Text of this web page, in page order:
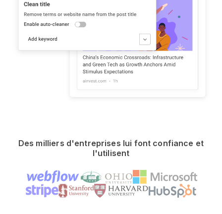
Des milliers d'entreprises lui font confiance et
l'utilisent